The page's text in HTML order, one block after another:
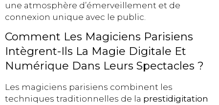
une atmosphère d’émerveillement et de
connexion unique avec le public.
Comment Les Magiciens Parisiens
Intègrent-Ils La Magie Digitale Et
Numérique Dans Leurs Spectacles ?
Les magiciens parisiens combinent les
techniques traditionnelles de la prestidigitation